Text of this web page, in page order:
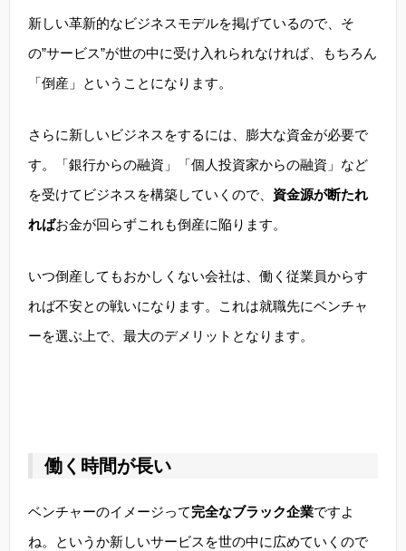
新しい革新的なビジネスモデルを掲げているので、そ
の”サービス”が世の中に受け入れられなければ、もちろん
「倒産」ということになります。
さらに新しいビジネスをするには、膨大な資金が必要で
す。「銀行からの融資」「個人投資家からの融資」など
を受けてビジネスを構築していくので、 資金源が断たれ
ればお金が回らずこれも倒産に陥ります。
いつ倒産してもおかしくない会社は、働く従業員からす
れば不安との戦いになります。これは就職先にベンチャ
ーを選ぶ上で、最大のデメリットとなります。
働く時間が長い
ベンチャーのイメージって完全なブラック企業ですよ
ね。というか新しいサービスを世の中に広めていくので